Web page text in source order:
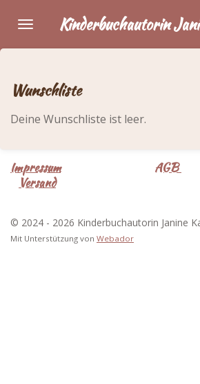
Hauptinhalt
springen
Kinderbuchautorin
Wunschliste
Deine Wunschliste ist leer.
Impressum
AGB
Versand
© 2024 - 2026 Kinderbuchautorin Janine
Mit Unterstützung von Webador